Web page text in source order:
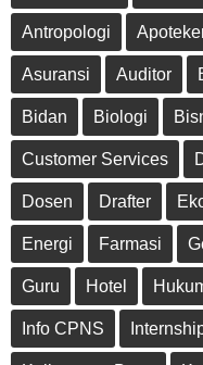
Antropologi
Asuransi Auditor
Bidan Biologi
Customer Services
Dosen Drafter
Energi Farmasi
Guru Hotel
Info CPNS